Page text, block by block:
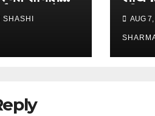
का
SHASHI
गंतव्य
AUG